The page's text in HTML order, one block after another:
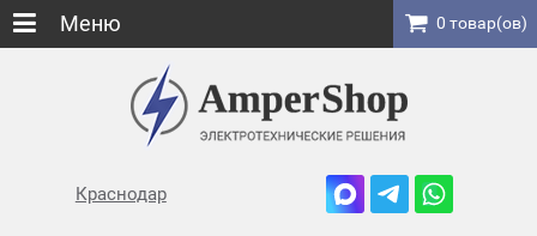
Краснодар
Меню 0 товар(ов)